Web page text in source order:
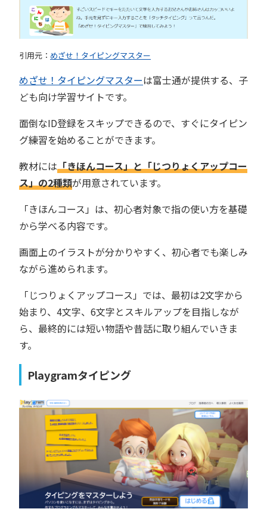
引用元： めざせ！タイピングマスター
めざせ！タイピングマスターは富士通が提供する、子
ども向け学習サイトです。
面倒なID登録をスキップできるので、すぐにタイピン
グ練習を始めることができます。
教材には「きほんコース」と「じつりょくアップコー
ス」の2種類が用意されています。
「きほんコース」は、初心者対象で指の使い方を基礎
から学べる内容です。
画面上のイラストが分かりやすく、初心者でも楽しみ
ながら進められます。
「じつりょくアップコース」では、最初は2文字から
始まり、4文字、6文字とスキルアップを目指しなが
ら、最終的には短い物語や昔話に取り組んでいきま
す。
Playgramタイピング